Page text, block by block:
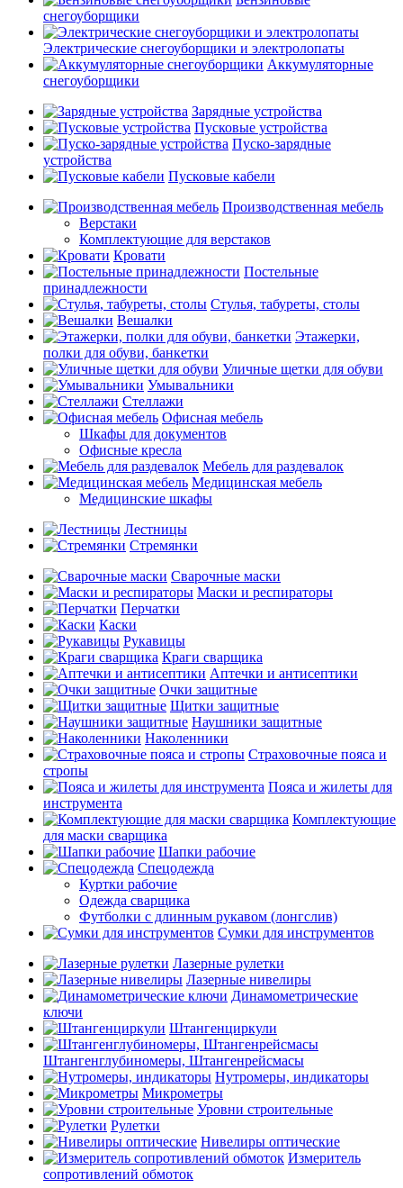
снегоуборщики
Электрические снегоуборщики и электролопаты
Аккумуляторные
снегоуборщики
Зарядные устройства
Пусковые устройства
Пуско-зарядные
устройства
Пусковые кабели
Производственная мебель
Верстаки
Комплектующие для верстаков
Кровати
Постельные
принадлежности
Стулья, табуреты, столы
Вешалки
Этажерки,
полки для обуви, банкетки
Уличные щетки для обуви
Умывальники
Стеллажи
Офисная мебель
Шкафы для документов
Офисные кресла
Мебель для раздевалок
Медицинская мебель
Медицинские шкафы
Лестницы
Стремянки
Сварочные маски
Маски и респираторы
Перчатки
Каски
Рукавицы
Краги сварщика
Аптечки и антисептики
Очки защитные
Щитки защитные
Наушники защитные
Наколенники
Страховочные пояса и
стропы
Пояса и жилеты для
инструмента
Комплектующие
для маски сварщика
Шапки рабочие
Спецодежда
Куртки рабочие
Одежда сварщика
Футболки с длинным рукавом (лонгслив)
Сумки для инструментов
Лазерные рулетки
Лазерные нивелиры
Динамометрические
ключи
Штангенциркули
Штангенглубиномеры, Штангенрейсмасы
Нутромеры, индикаторы
Микрометры
Уровни строительные
Рулетки
Нивелиры оптические
Измеритель
сопротивлений обмоток